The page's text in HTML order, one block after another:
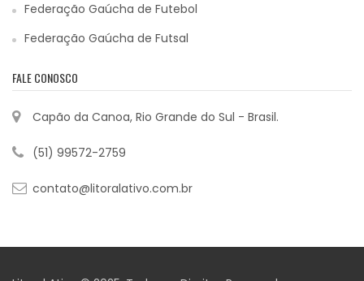
Federação Gaúcha de Futebol
Federação Gaúcha de Futsal
FALE CONOSCO
Capão da Canoa, Rio Grande do Sul - Brasil.
(51) 99572-2759
contato@litoralativo.com.br